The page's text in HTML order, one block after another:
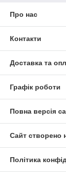
Про нас
Контакти
Доставка та
Графік роботи
Повна версія
Сайт створено
Політика